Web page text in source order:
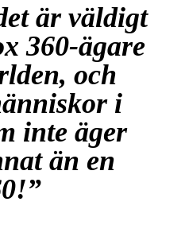
är väldigt
360-ägare
och
i
inte äger
än en